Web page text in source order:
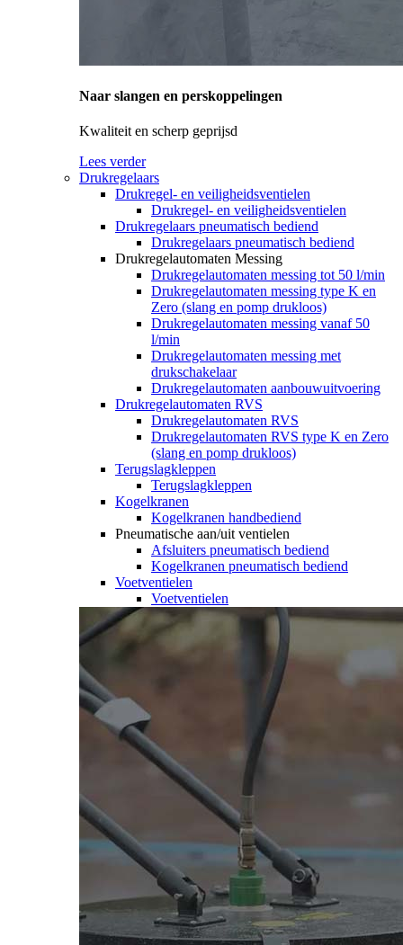
Naar slangen en perskoppelingen
Kwaliteit en scherp geprijsd
Lees verder
Drukregelaars
Drukregel- en veiligheidsventielen
Drukregel- en veiligheidsventielen
Drukregelaars pneumatisch bediend
Drukregelaars pneumatisch bediend
Drukregelautomaten Messing
Drukregelautomaten messing tot 50 l/min
Drukregelautomaten messing type K en
Zero (slang en pomp drukloos)
Drukregelautomaten messing vanaf 50
l/min
Drukregelautomaten messing met
drukschakelaar
Drukregelautomaten aanbouwuitvoering
Drukregelautomaten RVS
Drukregelautomaten RVS
Drukregelautomaten RVS type K en Zero
(slang en pomp drukloos)
Terugslagkleppen
Terugslagkleppen
Kogelkranen
Kogelkranen handbediend
Pneumatische aan/uit ventielen
Afsluiters pneumatisch bediend
Kogelkranen pneumatisch bediend
Voetventielen
Voetventielen